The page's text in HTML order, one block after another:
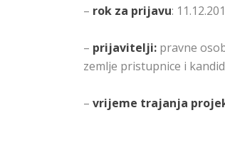
– rok za prijavu:
– prijavitelji: pravne
zemlje pristupnice i
– vrijeme trajanja